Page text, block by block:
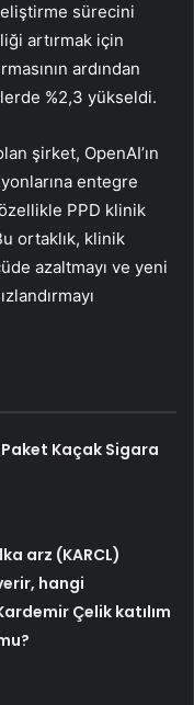
sürecini
artırmak için
ardından
%2,3 yükseldi.
şirket, OpenAI’ın
entegre
PPD klinik
ortaklık, klinik
azaltmayı ve yeni
Paket Kaçak Sigara
arz (KARCL)
hangi
Çelik katılım